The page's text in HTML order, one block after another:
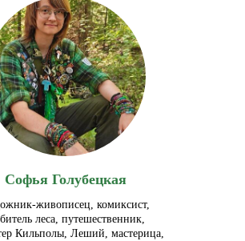
Софья Голубецкая
живописец, комиксист,
леса, путешественник,
Кильполы, Леший, мастерица,